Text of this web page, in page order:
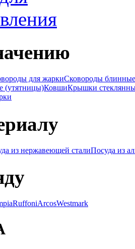
для жаркиСковороды блинные
(утятницы)КовшиКрышки
из нержавеющей сталиПосуда из
RuffoniArcosWestmark